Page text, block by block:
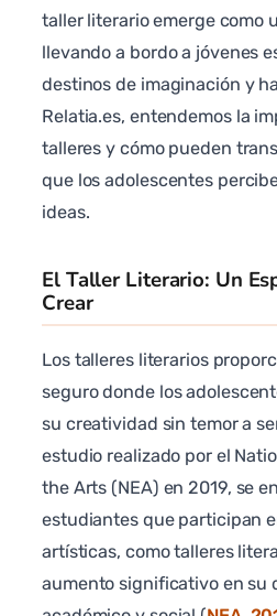
taller literario emerge como
llevando a bordo a jóvenes
destinos de imaginación y
Relatia.es, entendemos la
talleres y cómo pueden
que los adolescentes
ideas.
El Taller Literario: Un
Crear
Los talleres literarios
seguro donde los
su creatividad sin temor a
estudio realizado por el
the Arts (NEA) en 2019, se
estudiantes que participan
artísticas, como talleres
aumento significativo en su